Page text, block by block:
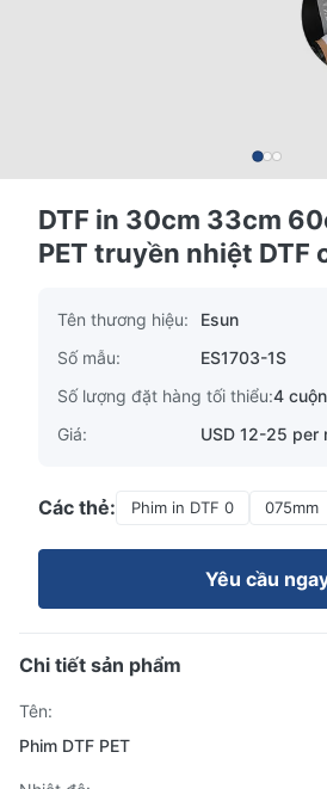
DTF in 30cm 33cm
PET truyền nhiệt DTF
Tên thương hiệu:
Esun
Số mẫu:
ES1703-1S
Số lượng đặt hàng tối thiểu:4 cuộn
Giá:
USD 12-25 per
Các thẻ: Phim in DTF 0 075mm
Yêu cầu
Chi tiết sản phẩm
Tên:
Phim DTF PET